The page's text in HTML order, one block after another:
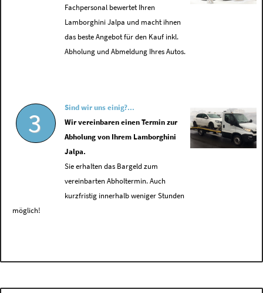
Fachpersonal bewertet Ihren
Lamborghini Jalpa und macht ihnen
das beste Angebot für den Kauf inkl.
Abholung und Abmeldung Ihres Autos.
3
Sind wir uns einig?...
Wir vereinbaren einen Termin zur
Abholung von Ihrem Lamborghini
Jalpa.
Sie erhalten das Bargeld zum
vereinbarten Abholtermin. Auch
kurzfristig innerhalb weniger Stunden
möglich!